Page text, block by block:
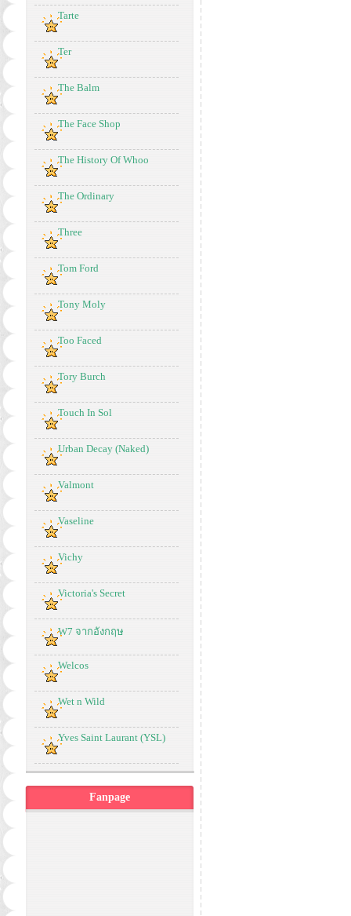
Tarte
Ter
The Balm
The Face Shop
The History Of Whoo
The Ordinary
Three
Tom Ford
Tony Moly
Too Faced
Tory Burch
Touch In Sol
Urban Decay (Naked)
Valmont
Vaseline
Vichy
Victoria's Secret
W7 จากอังกฤษ
Welcos
Wet n Wild
Yves Saint Laurant (YSL)
Fanpage